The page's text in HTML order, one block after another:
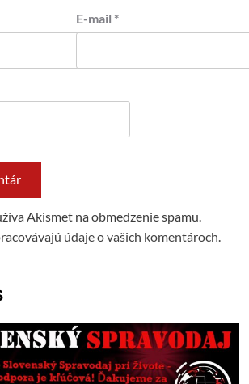
E-mail *
Akismet na obmedzenie spamu.
údaje o vašich komentároch.